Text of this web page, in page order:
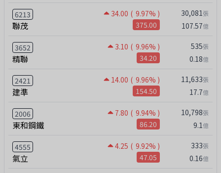
6213 34.00 ( 9.97% )
聯茂 375.00
30,081張
107.57億
3652 3.10 ( 9.96% )
精聯 34.20
535張
0.18億
2421 14.00 ( 9.96% )
建準 154.50
11,633張
17.7億
2006 7.80 ( 9.94% )
東和鋼鐵 86.20
10,798張
9.1億
4555 4.25 ( 9.92% )
氣立 47.05
333張
0.16億